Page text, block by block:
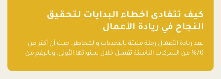
كيف تتفادى أخطاء البدايات لتحقيق
النجاح في ريادة الأعمال
تعد ريادة الأعمال رحلة مليئة بالتحديات والمخاطر، حيث أن أكثر من
70% من الشركات الناشئة تفشل خلال سنواتها الأولى. وبالرغم من
الكثيرون في بداية رحلتهم، وهي التي قد تعرقل نجاحهم. في هذا